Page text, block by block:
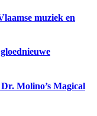
muziek en
Molino’s Magical